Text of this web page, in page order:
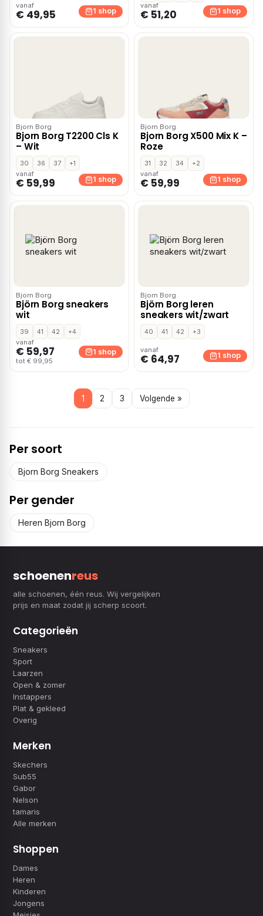
vanaf
€ 49,95 1 shop
vanaf
€ 51,20 1 shop
Bjorn Borg
Bjorn Borg T2200 Cls K
– Wit
30 36 37
+1
vanaf
€ 59,99 1 shop
Bjorn Borg
Bjorn Borg X500 Mix K –
Roze
31 32 34
+2
vanaf
€ 59,99 1 shop
Bjorn Borg
Björn Borg sneakers
wit
39 41 42
+4
vanaf
€ 59,97
tot € 99,95
1 shop
Bjorn Borg
Björn Borg leren
sneakers wit/zwart
40 41 42 +3
vanaf
€ 64,97 1 shop
1 2 3 Volgende »
Per soort
Bjorn Borg Sneakers
Per gender
Heren Bjorn Borg
schoenenreus
alle schoenen, één reus. Wij vergelijken
prijs en maat zodat jij scherp scoort.
Categorieën
Sneakers
Sport
Laarzen
Open & zomer
Instappers
Plat & gekleed
Overig
Merken
Skechers
Sub55
Gabor
Nelson
tamaris
Alle merken
Shoppen
Dames
Heren
Kinderen
Jongens